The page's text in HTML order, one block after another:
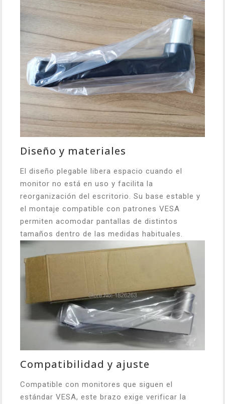
Diseño y materiales
El diseño plegable libera espacio cuando el
monitor no está en uso y facilita la
reorganización del escritorio. Su base estable y
el montaje compatible con patrones VESA
permiten acomodar pantallas de distintos
tamaños dentro de las medidas habituales.
Compatibilidad y ajuste
Compatible con monitores que siguen el
estándar VESA, este brazo exige verificar la